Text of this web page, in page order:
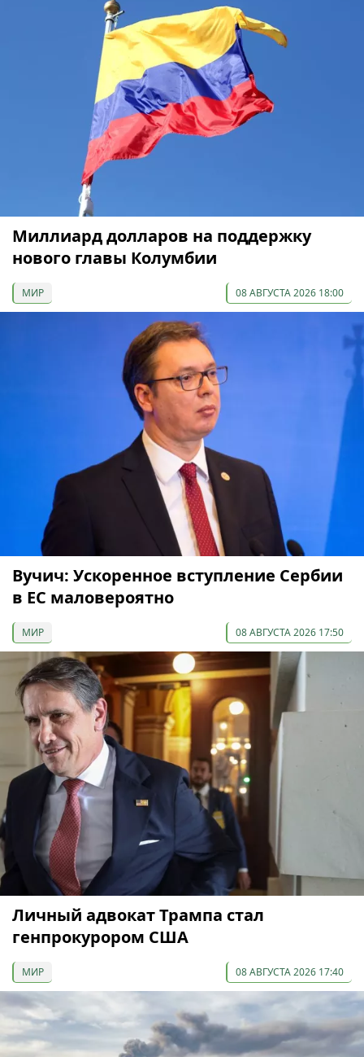
Миллиард долларов на поддержку
нового главы Колумбии
МИР 08 АВГУСТА 2026 18:00
Вучич: Ускоренное вступление Сербии
в ЕС маловероятно
МИР 08 АВГУСТА 2026 17:50
Личный адвокат Трампа стал
генпрокурором США
МИР 08 АВГУСТА 2026 17:40